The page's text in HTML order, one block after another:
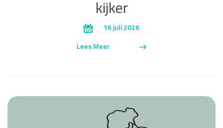
kijker
16 juli 2026
Lees Meer